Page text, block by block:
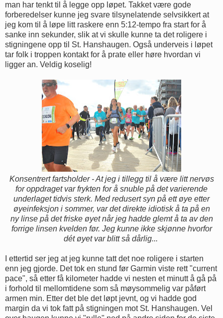
man har tenkt til å legge opp løpet. Takket være gode
forberedelser kunne jeg svare tilsynelatende selvsikkert at
jeg kom til å løpe litt raskere enn 5:12-tempo fra start for å
sanke inn sekunder, slik at vi skulle kunne ta det roligere i
stigningene opp til St. Hanshaugen. Også underveis i løpet
tar folk i troppen kontakt for å prate eller høre hvordan vi
ligger an. Veldig koselig!
Konsentrert fartsholder - At jeg i tillegg til å være litt nervøs
for oppdraget var frykten for å snuble på det varierende
underlaget tidvis sterk. Med redusert syn på ett øye etter
øyeinfeksjon i sommer, var det direkte idiotisk å ta på en
ny linse på det friske øyet når jeg hadde glemt å ta av den
forrige linsen kvelden før. Jeg kunne ikke skjønne hvorfor
dét øyet var blitt så dårlig...
I ettertid ser jeg at jeg kunne tatt det noe roligere i starten
enn jeg gjorde. Det tok en stund før Garmin viste rett "current
pace", så etter få kilometer hadde vi nesten et minutt å gå på
i forhold til mellomtidene som så møysommelig var påført
armen min. Etter det ble det løpt jevnt, og vi hadde god
margin da vi tok fatt på stigningen mot St. Hanshaugen. Vel